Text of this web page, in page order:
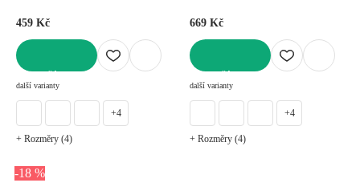
459 Kč
další varianty
+4
+ Rozměry (4)
669 Kč
další varianty
+4
+ Rozměry (4)
-18 %